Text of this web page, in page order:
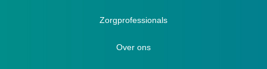
Diabetici
Winterboots
Oedeem
Hallux Valgus
Zorgprofessionals
Over ons